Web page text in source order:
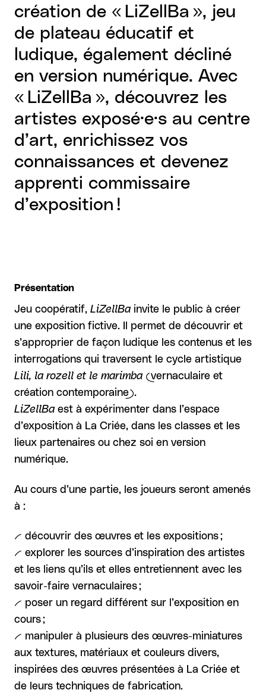
création de « LiZellBa », jeu
de plateau éducatif et
ludique, également décliné
en version numérique. Avec
« LiZellBa », découvrez les
artistes exposé·e·s au centre
d’art, enrichissez vos
connaissances et devenez
apprenti commissaire
d’exposition !
Présentation
Jeu coopératif, LiZellBa invite le public à créer
une exposition fictive. Il permet de découvrir et
s’approprier de façon ludique les contenus et les
interrogations qui traversent le cycle artistique
Lili, la rozell et le marimba (vernaculaire et
création contemporaine).
LiZellBa est à expérimenter dans l’espace
d’exposition à La Criée, dans les classes et les
lieux partenaires ou chez soi en version
numérique.
Au cours d’une partie, les joueurs seront amenés
à :
-- découvrir des œuvres et les expositions ;
-- explorer les sources d’inspiration des artistes
et les liens qu’ils et elles entretiennent avec les
savoir-faire vernaculaires ;
-- poser un regard différent sur l’exposition en
cours ;
-- manipuler à plusieurs des œuvres-miniatures
aux textures, matériaux et couleurs divers,
inspirées des œuvres présentées à La Criée et
de leurs techniques de fabrication.